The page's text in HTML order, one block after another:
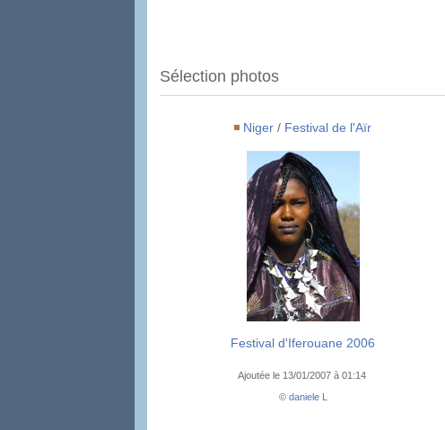
Sélection photos
Niger / Festival de l'Aïr
Festival d'Iferouane 2006
Ajoutée le 13/01/2007 à 01:14
© daniele L